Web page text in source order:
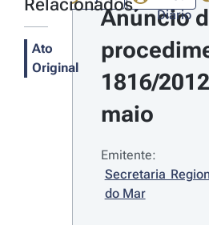
Diário
Relacionados
Ato
Original
Anúncio
1816/
maio
Emitente:
Secretaria
do Mar